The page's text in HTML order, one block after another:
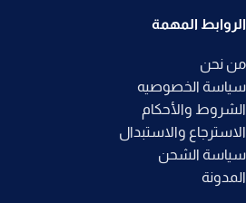
الروابط المهمة
من نحن
سياسة الخصوصيه
الشروط والأحكام
الاسترجاع والاستبدال
سياسة الشحن
المدونة